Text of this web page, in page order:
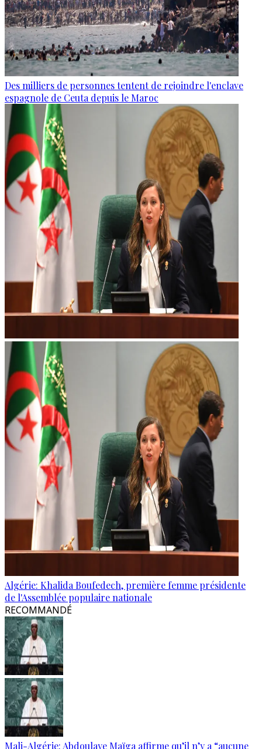
Des milliers de personnes tentent de rejoindre l'enclave
espagnole de Ceuta depuis le Maroc
Algérie: Khalida Boufedech, première femme présidente
de l'Assemblée populaire nationale
RECOMMANDÉ
Mali-Algérie: Abdoulaye Maïga affirme qu’il n’y a “aucune